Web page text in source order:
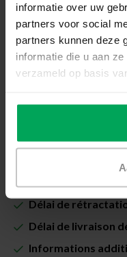
informatie over uw
partners voor social
partners kunnen deze
informatie die u aan
verzameld op basis
Taille:*
Disponible
Délai de
Délai de livraison
Informations